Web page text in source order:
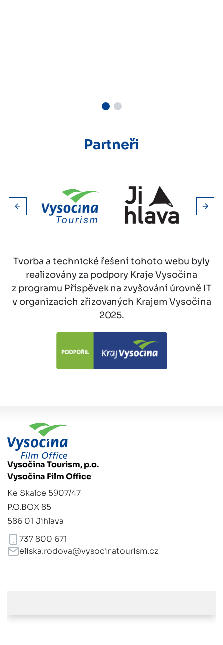
Partneři
Tvorba a technické řešení tohoto webu byly
realizovány za podpory Kraje Vysočina
z programu Příspěvek na zvyšování úrovně IT
v organizacích zřizovaných Krajem Vysočina
2025.
Vysočina Tourism, p.o.
Vysočina Film Office
737 800 671
eliska.rodova@vysocinatourism.cz
Ke Skalce 5907/47
P.O.BOX 85
586 01 Jihlava